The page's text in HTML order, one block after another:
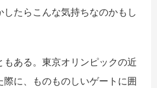
たらこんな気持ちなのかもし
ある。東京オリンピックの近
際に、ものものしいゲートに囲